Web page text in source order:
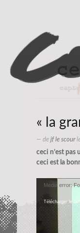
« la
— de jf le scour
ceci n’est pas
ceci est la
Lecteur
Media error:
Télécharger le